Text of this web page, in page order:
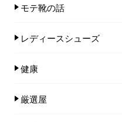
モテ靴の話
レディースシューズ
健康
厳選屋